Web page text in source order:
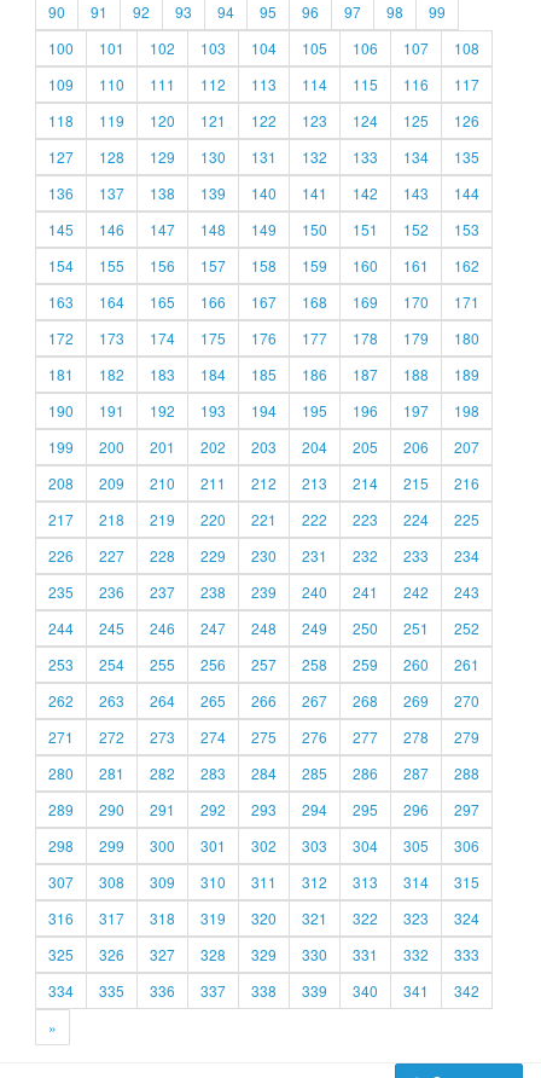
90
91 92 93 94 95 96 97 98
99
100
101 102 103 104 105 106 107
108
109
110 111 112 113 114 115 116
117
118
119 120 121 122 123 124 125
126
127
128 129 130 131 132 133 134
135
136
137 138 139 140 141 142 143
144
145
146 147 148 149 150 151 152
153
154
155 156 157 158 159 160 161
162
163
164 165 166 167 168 169 170
171
172
173 174 175 176 177 178 179
180
181
182 183 184 185 186 187 188
189
190
191 192 193 194 195 196 197
198
199
200 201 202 203 204 205 206
207
208
209 210 211 212 213 214 215
216
217
218 219 220 221 222 223 224
225
226
227 228 229 230 231 232 233
234
235
236 237 238 239 240 241 242
243
244
245 246 247 248 249 250 251
252
253
254 255 256 257 258 259 260
261
262
263 264 265 266 267 268 269
270
271
272 273 274 275 276 277 278
279
280
281 282 283 284 285 286 287
288
289
290 291 292 293 294 295 296
297
298
299 300 301 302 303 304 305
306
307
308 309 310 311 312 313 314
315
316
317 318 319 320 321 322 323
324
325
326 327 328 329 330 331 332
333
334
335 336 337 338 339 340 341
342
»